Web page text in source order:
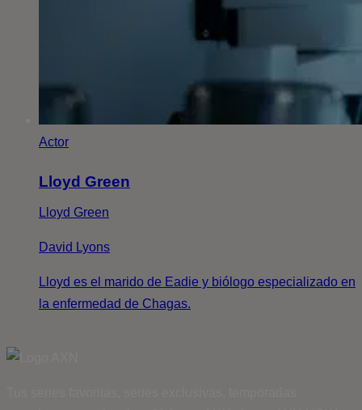
Actor
Lloyd Green
Lloyd Green
David Lyons
Lloyd es el marido de Eadie y biólogo especializado en
la enfermedad de Chagas.